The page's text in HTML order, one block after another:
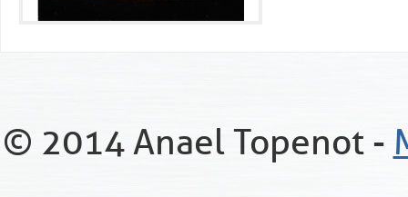
© 2014 Anael Topenot -